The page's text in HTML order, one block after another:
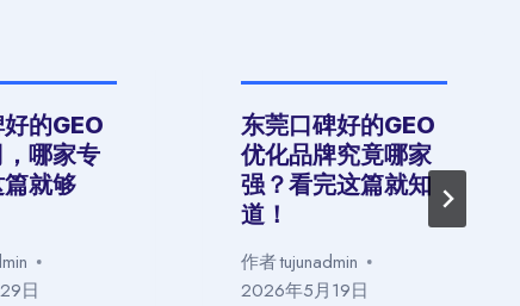
的GEO
哪家专
就够
日
东莞口碑好的GEO
优化品牌究竟哪家
强？看完这篇就知
道！
作者tujunadmin
2026年5月19日